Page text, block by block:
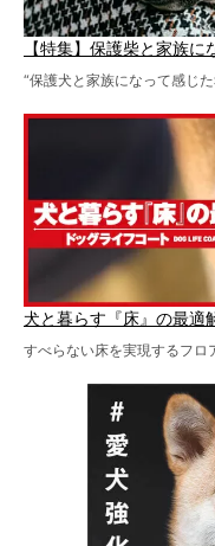
【特集】保護柴と家族に
“保護犬と家族になって感じ
犬と暮らす『床』の最適
すべらない床を実現するフロ